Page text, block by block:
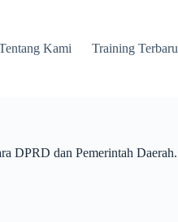
Kami Training Terbaru
DPRD dan Pemerintah Daerah.